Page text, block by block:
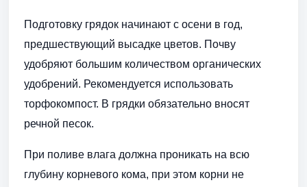
Подготовку грядок начинают с осени в год,
предшествующий высадке цветов. Почву
удобряют большим количеством органических
удобрений. Рекомендуется использовать
торфокомпост. В грядки обязательно вносят
речной песок.
При поливе влага должна проникать на всю
глубину корневого кома, при этом корни не